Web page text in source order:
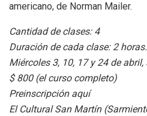
americano, de Norman Mailer.
Cantidad de clases: 4
Duración de cada clase: 2 horas.
Miércoles 3, 10, 17 y 24 de abril,
$ 800 (el curso completo)
Preinscripción aquí
El Cultural San Martín